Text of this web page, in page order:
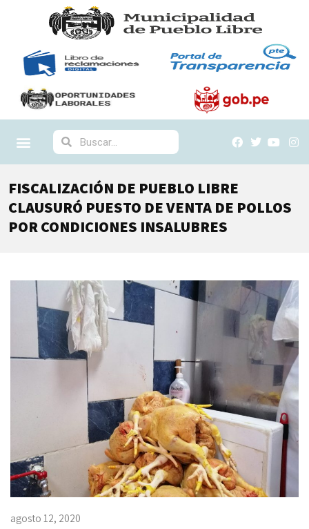
FISCALIZACIÓN DE PUEBLO LIBRE
CLAUSURÓ PUESTO DE VENTA DE POLLOS
POR CONDICIONES INSALUBRES
agosto 12, 2020